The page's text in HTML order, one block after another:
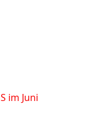
im Juni